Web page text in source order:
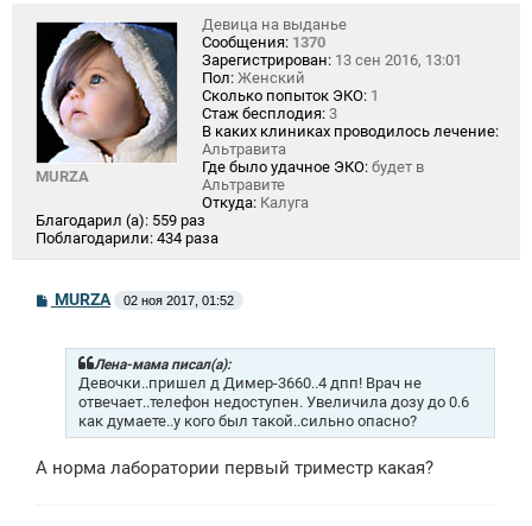
MURZA
Девица на выданье
Сообщения: 1370
Зарегистрирован: 13 сен 2016, 13:01
Пол: Женский
Сколько попыток ЭКО: 1
Стаж бесплодия: 3
В каких клиниках проводилось лечение:
Альтравита
Где было удачное ЭКО: будет в
Альтравите
Откуда: Калуга
Благодарил (а): 559 раз
Поблагодарили: 434 раза
С
о
MURZA 02 ноя 2017, 01:52
Лена-мама писал(а):
Девочки..пришел д Димер-3660..4 дпп! Врач не
отвечает..телефон недоступен. Увеличила дозу до 0.6
как думаете..у кого был такой..сильно опасно?
А норма лаборатории первый триместр какая?